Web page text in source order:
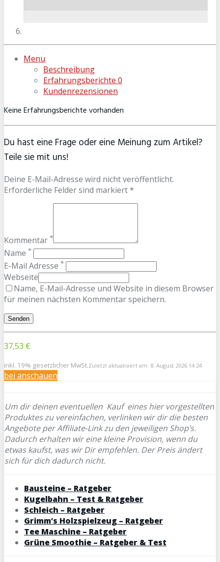
Menu
Beschreibung
Erfahrungsberichte 0
Kundenrezensionen
Keine Erfahrungsberichte vorhanden
Du hast eine Frage oder eine Meinung zum Artikel?
Teile sie mit uns!
Deine E-Mail-Adresse wird nicht veröffentlicht.
Erforderliche Felder sind markiert *
Kommentar *
Name *
E-Mail Adresse *
Webseite
Name, E-Mail-Adresse und Website in diesem Browser
für meinen nächsten Kommentar speichern.
37,53 €
inkl. 19% gesetzlicher MwSt.Zuletzt aktualisiert am: 8. August 2026 14:24
bei anschauen
Um dir deinen eventuellen Kauf eines hier vorgestellten
Produktes zu vereinfachen, verlinken wir dir die besten
Angebote per Affiliate-Link zu den jeweiligen Shop’s.
Dadurch erhalten wir eine kleine Provision, wenn du
etwas kaufst, was wir Dir empfehlen. Der Preis ändert
sich für dich dadurch nicht.
Bausteine – Ratgeber
Kugelbahn – Test & Ratgeber
Schleich – Ratgeber
Grimm’s Holzspielzeug – Ratgeber
Tee Maschine – Ratgeber
Grüne Smoothie – Ratgeber & Test